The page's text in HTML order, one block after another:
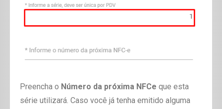
Preencha o Número da próxima NFCe que esta
série utilizará. Caso você já tenha emitido alguma